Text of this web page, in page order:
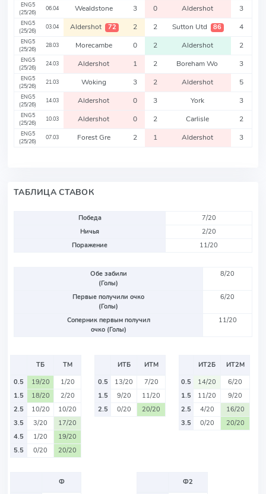
ENG5
(25/26)
06.04 Wealdstone 3 0 Aldershot 3
ENG5
(25/26)
03.04 Aldershot 72 2 2 Sutton Utd 86 4
ENG5
(25/26)
28.03 Morecambe 0 2 Aldershot 2
ENG5
(25/26)
24.03 Aldershot 1 2 Boreham Wo 3
ENG5
(25/26)
21.03 Woking 3 2 Aldershot 5
ENG5
(25/26)
14.03 Aldershot 0 3 York 3
ENG5
(25/26)
10.03 Aldershot 0 2 Carlisle 2
ENG5
(25/26)
07.03 Forest Gre 2 1 Aldershot 3
ТАБЛИЦА СТАВОК
Победа
7/20
Ничья
2/20
Поражение
11/20
Обе забили
(Голы)
8/20
Первые получили очко
(Голы)
6/20
Соперник первым получил
очко (Голы)
11/20
ТБ
ТМ
0.5
19/20
1/20
1.5
18/20
2/20
2.5
10/20
10/20
3.5
3/20
17/20
4.5
1/20
19/20
5.5
0/20 20/20
ИТБ
ИТМ
0.5
13/20
7/20
1.5
9/20
11/20
2.5
0/20 20/20
ИТ2Б
ИТ2М
0.5
14/20
6/20
1.5
11/20
9/20
2.5
4/20
16/20
3.5
0/20 20/20
Ф
Ф2